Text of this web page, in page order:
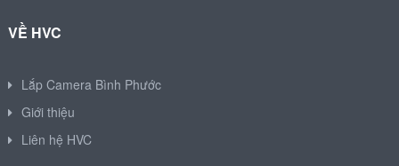
VỀ HVC
Lắp Camera Bình Phước
Giới thiệu
Liên hệ HVC